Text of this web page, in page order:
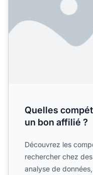
Quelles
un bon affilié ?
Découvrez les
rechercher chez
analyse de